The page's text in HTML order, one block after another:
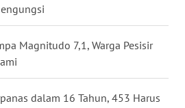
Magnitudo 7,1, Warga Pesisir
dalam 16 Tahun, 453 Harus